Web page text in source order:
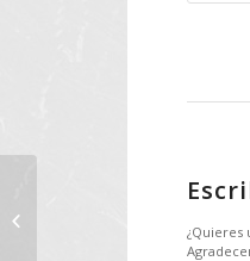
¿Quieres